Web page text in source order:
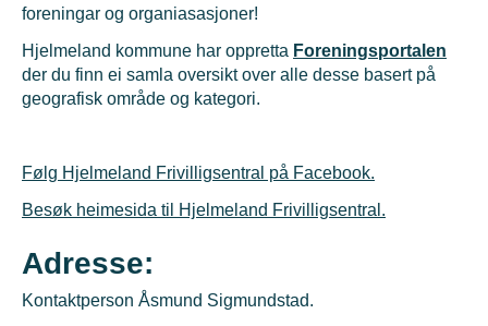
foreningar og organiasasjoner!
Hjelmeland kommune har oppretta Foreningsportalen
der du finn ei samla oversikt over alle desse basert på
geografisk område og kategori.
Følg Hjelmeland Frivilligsentral på Facebook.
Besøk heimesida til Hjelmeland Frivilligsentral.
Adresse:
Kontaktperson Åsmund Sigmundstad.